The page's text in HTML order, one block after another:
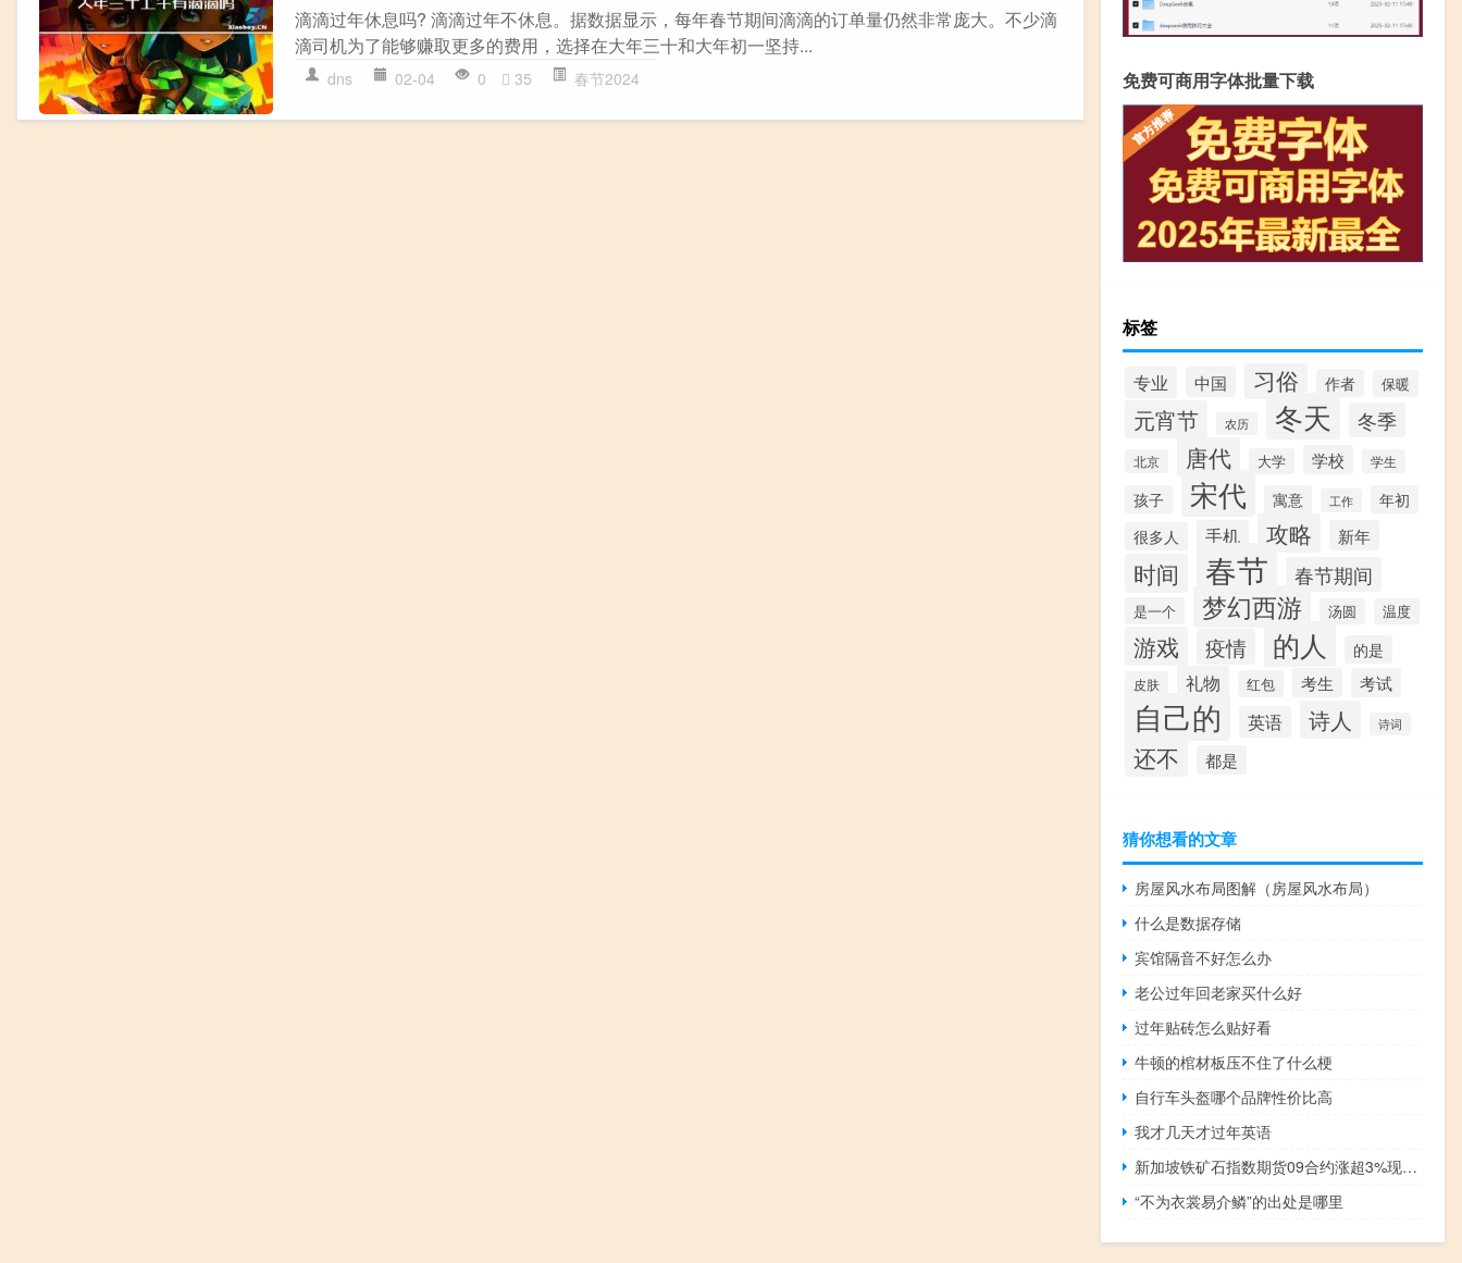
滴滴过年休息吗? 滴滴过年不休息。据数据显示，每年春节期间滴滴的订单量仍然非常庞大。不少滴
滴司机为了能够赚取更多的费用，选择在大年三十和大年初一坚持...
dns 02-04 0 35 春节2024 免费可商用字体批量下载
标签
专业 中国 习俗 作者 保暖
元宵节 农历 冬天 冬季
北京 唐代 大学 学校 学生
孩子 宋代 寓意 工作
年初
很多人
手机 攻略 新年
时间 春节 春节期间
是一个 梦幻西游 汤圆 温度
游戏 疫情 的人 的是
皮肤 礼物 红包 考生 考试
自己的 英语 诗人 诗词
还不 都是
猜你想看的文章
房屋风水布局图解（房屋风水布局）
什么是数据存储
宾馆隔音不好怎么办
老公过年回老家买什么好
过年贴砖怎么贴好看
牛顿的棺材板压不住了什么梗
自行车头盔哪个品牌性价比高
我才几天才过年英语
新加坡铁矿石指数期货09合约涨超3%现报110.80美元/吨触及三周高位
“不为衣裳易介鳞”的出处是哪里